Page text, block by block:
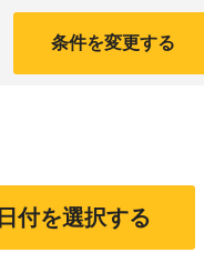
条件を変更する
日付を選択する